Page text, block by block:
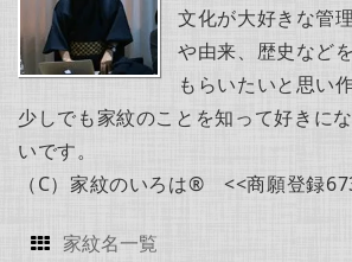
文化が大好きな管
や由来、歴史など
もらいたいと思い
少しでも家紋のことを知って好きに
いです。
（C）家紋のいろは® <<商願登録
家紋名一覧